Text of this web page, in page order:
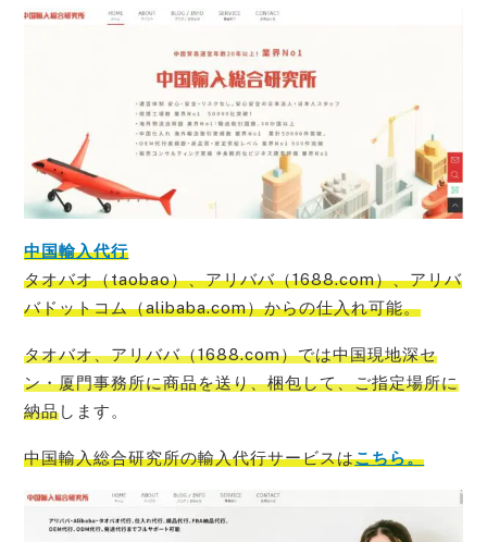
中国輸入代行
タオバオ（taobao）、アリババ（1688.com）、アリバ
バドットコム（alibaba.com）からの仕入れ可能。
タオバオ、アリババ（1688.com）では中国現地深セ
ン・厦門事務所に商品を送り、梱包して、ご指定場所に
納品します。
中国輸入総合研究所の輸入代行サービスはこちら。